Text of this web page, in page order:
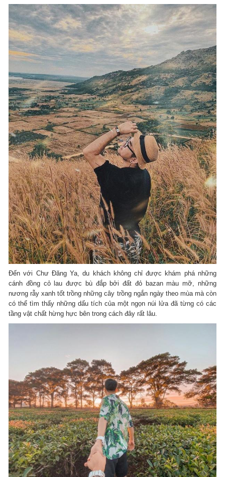
Đến với Chư Đăng Ya, du khách không chỉ được khám phá những
cánh đồng cỏ lau được bù đắp bởi đất đỏ bazan màu mỡ, những
nương rẫy xanh tốt trồng những cây trồng ngắn ngày theo mùa mà còn
có thể tìm thấy những dấu tích của một ngọn núi lửa đã từng có các
tầng vật chất hừng hực bên trong cách đây rất lâu.